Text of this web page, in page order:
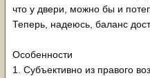
что у двери, можно бы и
Теперь, надеюсь, баланс
Особенности
1. Субъективно из правого